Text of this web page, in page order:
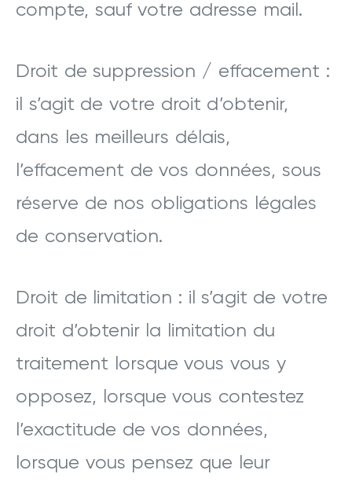
compte, sauf votre adresse mail.
Droit de suppression / effacement :
il s’agit de votre droit d’obtenir,
dans les meilleurs délais,
l’effacement de vos données, sous
réserve de nos obligations légales
de conservation.
Droit de limitation : il s’agit de votre
droit d’obtenir la limitation du
traitement lorsque vous vous y
opposez, lorsque vous contestez
l’exactitude de vos données,
lorsque vous pensez que leur